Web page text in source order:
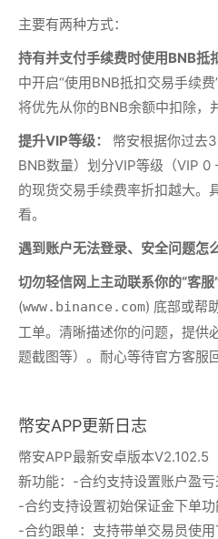
主要有两种方式：
持有并支付手续费时使用BNB抵
中开启“使用BNB抵扣交易手续
将优先从你的BNB余额中扣除，
提升VIP等级：
幣安根据你过去
BNB数量）划分VIP等级（VIP
的现货交易手续费率折扣越大。
看。
遇到账户无法登录、安全问题怎
切勿轻信网上主动联系你的“客服”
(www.binance.com) 底部或帮
工单。清晰描述你的问题，提供
题截图等）。耐心等待官方客服
幣安APP更新日志
幣安APP最新安卓版本V2.102.5
新功能：-合约支持设置账户盈亏
-合约支持设置初始保证金下单功
-合约跟单：支持带单交易员使